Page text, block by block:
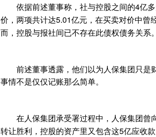
依据前述董事称，社与控股之间的4亿多
价，两项共计达5.01亿元，在买卖对价中曾
而，控股与报社间已不存在此债权债务关系。
前述董事透露，他们以为人保集团只是
事情不是仅仅记账那么简单。
在人保集团承受署过程中，人保集团曾
转让胜利，控股的资产里又包含这5亿应收